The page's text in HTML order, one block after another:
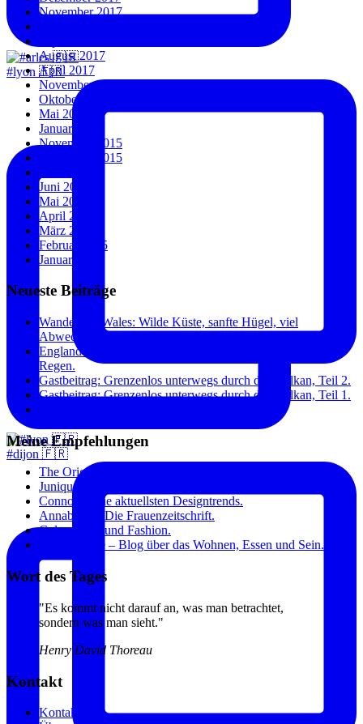
#lyon 🇫🇷
#dijon 🇫🇷
November 2017
August 2017
April 2017
November 2016
Oktober 2016
Mai 2016
Januar 2016
November 2015
September 2015
Juni 2015
Mai 2015
April 2015
März 2015
Februar 2015
Januar 2015
Neueste Beiträge
Wandern in Wales: Wilde Küste, sanfte Hügel, viel
Abwechslung.
England und Wales: Städte, Küste und überraschend wenig
Regen.
Gastbeitrag: Grenzenlos unterwegs durch den Balkan, Teil 2.
Gastbeitrag: Grenzenlos unterwegs durch den Balkan, Teil 1.
Meine Empfehlungen
The Original Dish – Inspirierende Kochrezepte.
Junique – Kunst für zuhause.
Connox – Die aktuellsten Designtrends.
Annabelle – Die Frauenzeitschrift.
Gala – Stars und Fashion.
Sweet Home – Blog über das Wohnen, Essen und Sein.
Wort des Tages
"Es kommt nicht darauf an, was man betrachtet,
sondern was man sieht."
Henry David Thoreau
Kontakt
Kontakt